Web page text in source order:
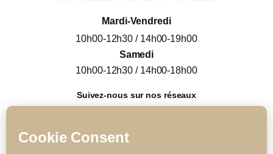
Mardi-Vendredi
10h00-12h30 / 14h00-19h00
Samedi
10h00-12h30 / 14h00-18h00
Suivez-nous sur nos réseaux
Collection